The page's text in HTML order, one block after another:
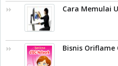
Cara Memulai
Bisnis Oriflame